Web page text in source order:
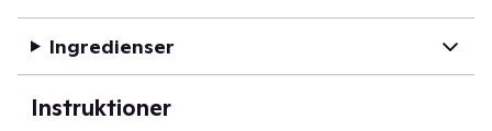
Ingredienser
Instruktioner